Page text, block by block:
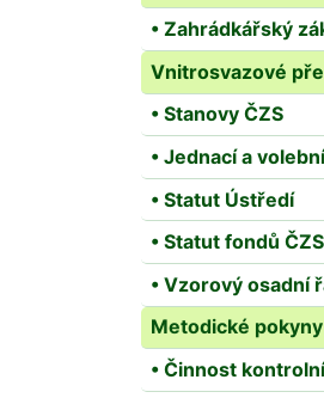
• Zahrádkářský
Vnitrosvazové
• Stanovy ČZS
• Jednací a
• Statut Ústředí
• Statut fondů ČZS
• Vzorový osadní
Metodické
• Činnost